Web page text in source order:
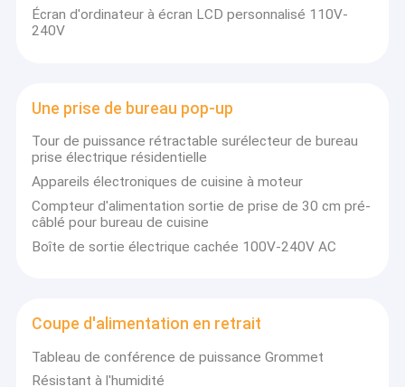
Écran d'ordinateur à écran LCD personnalisé 110V-
240V
Une prise de bureau pop-up
Tour de puissance rétractable surélecteur de bureau
prise électrique résidentielle
Appareils électroniques de cuisine à moteur
Compteur d'alimentation sortie de prise de 30 cm pré-
câblé pour bureau de cuisine
Boîte de sortie électrique cachée 100V-240V AC
Coupe d'alimentation en retrait
Tableau de conférence de puissance Grommet
Résistant à l'humidité